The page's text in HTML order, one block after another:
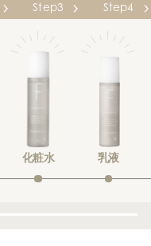
Step3 Step4
化粧水 乳液